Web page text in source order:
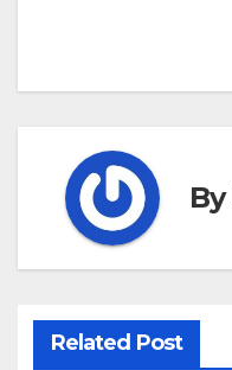
By
Related Post